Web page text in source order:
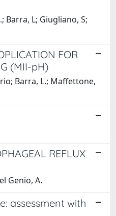
Barra, L; Giugliano, S;
FOR
(MII-pH)
Barra, L.; Maffettone,
REFLUX
Genio, A.
assessment with